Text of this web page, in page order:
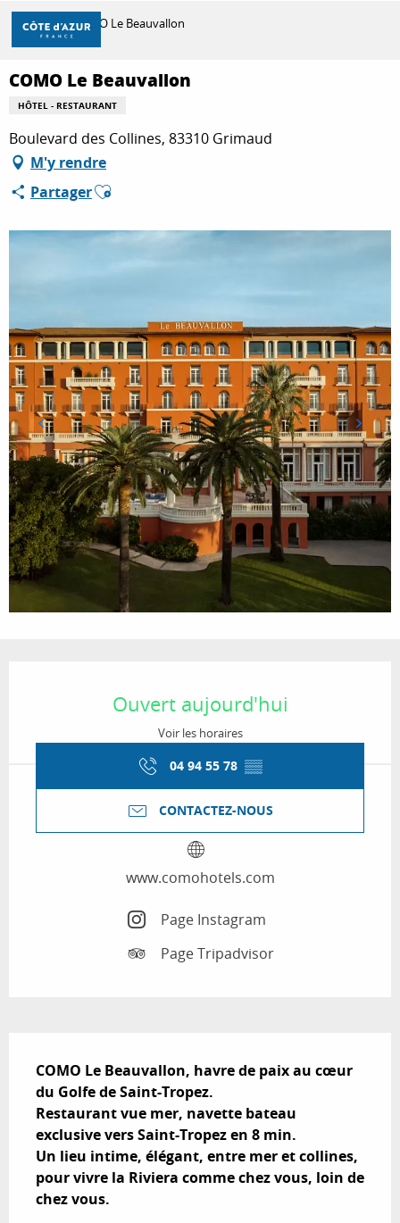
Aller
contenu
principal
DÉCOUVRIR
À FAIRE
SÉJOURNER
Accueil COMO Le Beauvallon
COMO Le Beauvallon
HÔTEL - RESTAURANT
Boulevard des Collines, 83310 Grimaud
M'y rendre
PartagerAjouter aux favoris
Ouvert aujourd'hui
Voir les horaires
04 94 55 78 ▒▒
CONTACTEZ-NOUS
www.comohotels.com
Page Instagram
Page Tripadvisor
COMO Le Beauvallon, havre de paix au cœur
du Golfe de Saint-Tropez.
Restaurant vue mer, navette bateau
exclusive vers Saint-Tropez en 8 min.
Un lieu intime, élégant, entre mer et collines,
pour vivre la Riviera comme chez vous, loin de
chez vous.